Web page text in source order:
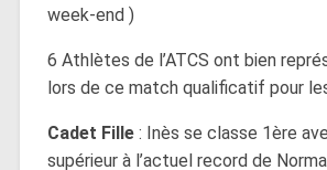
week-end )
6 Athlètes de l’ATCS ont bien
lors de ce match qualificatif pour
Cadet Fille: Inès se classe 1ère
supérieur à l’actuel record de